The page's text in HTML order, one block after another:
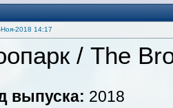
2018 14:17
/ The
выпуска: 2018